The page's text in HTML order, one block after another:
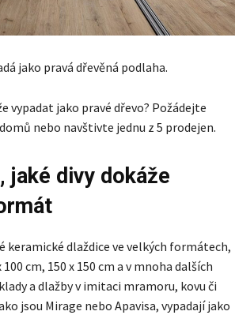
jako pravá dřevěná podlaha.
vypadat jako pravé dřevo? Požádejte
nebo navštivte jednu z 5 prodejen.
jaké divy dokáže
keramické dlaždice ve velkých formátech,
cm, 150 x 150 cm a v mnoha dalších
a dlažby v imitaci mramoru, kovu či
jsou Mirage nebo Apavisa, vypadají jako